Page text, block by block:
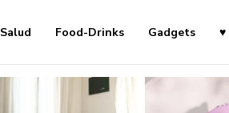
Salud Food-Drinks Gadgets ♥